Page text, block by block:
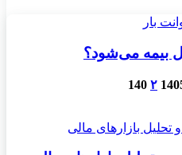
بیمه می‌شود؟
۲ 140